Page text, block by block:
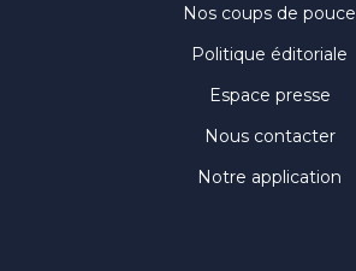
Nos coups de pouce
Politique éditoriale
Espace presse
Nous contacter
Notre application